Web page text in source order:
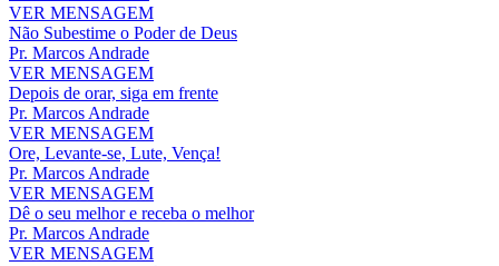
VER MENSAGEM
Não Subestime o Poder de Deus
Pr. Marcos Andrade
VER MENSAGEM
Depois de orar, siga em frente
Pr. Marcos Andrade
VER MENSAGEM
Ore, Levante-se, Lute, Vença!
Pr. Marcos Andrade
VER MENSAGEM
Dê o seu melhor e receba o melhor
Pr. Marcos Andrade
VER MENSAGEM